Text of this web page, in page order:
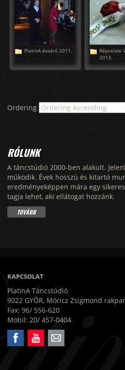
PlatinA évzáró 2011.
Répcelaki
2013.
Ordering
RÓLUNK
A táncstúdió 2000-ben alakult.
működik. Évek hosszú és kitartó
eredményeképpen mára egy
tagja lehet, aki ellátogat hozzánk.
TOVÁBB
KAPCSOLAT
PlatinA Táncstúdió
9022 GYŐR, Móricz Zsigmond
Fax: 96/ 556-620
Mobil: 20/ 457-0404